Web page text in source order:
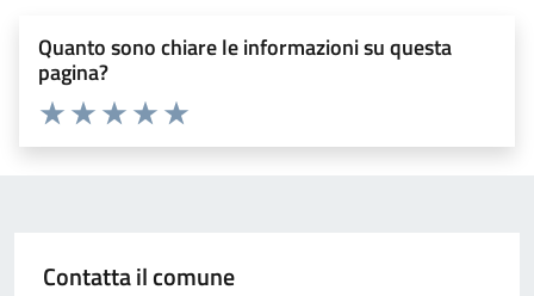
Quanto sono chiare le informazioni su questa
pagina?
Valuta 5 stelle su 5
Valuta 4 stelle su 5
Valuta 3 stelle su 5
Valuta 2 stelle su 5
Valuta 1 stelle su 5
Contatta il comune